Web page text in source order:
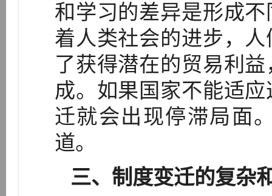
和学习的差异是形成
着人类社会的进步，
了获得潜在的贸易利
成。如果国家不能适
迁就会出现停滞局面
道。
三、制度变迁的复杂